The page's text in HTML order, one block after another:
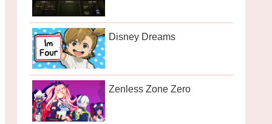
Disney Dreams
Zenless Zone Zero